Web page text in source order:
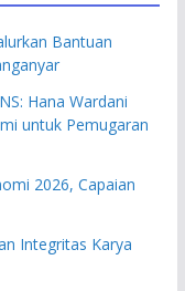
Bantuan
Hana Wardani
untuk Pemugaran
2026, Capaian
Integritas Karya